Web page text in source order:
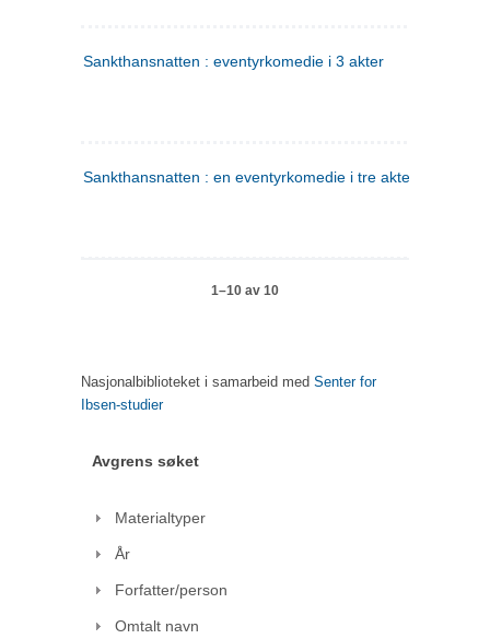
Sankthansnatten : eventyrkomedie i 3 akter
Sankthansnatten : en eventyrkomedie i tre akter
1–10 av 10
Nasjonalbiblioteket i samarbeid med Senter for
Ibsen-studier
Avgrens søket
Materialtyper
År
Forfatter/person
Omtalt navn